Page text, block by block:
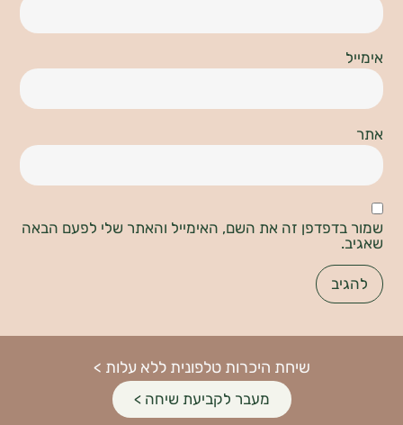
זה את השם, האימייל והאתר שלי לפעם הבאה
שיחת היכרות טלפונית ללא עלות >
מעבר לקביעת שיחה >